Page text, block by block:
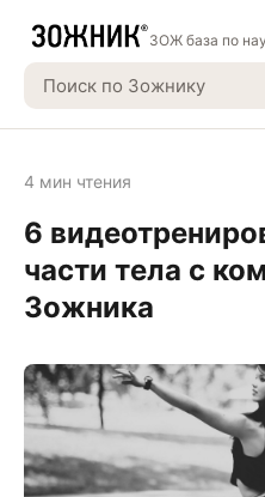
ЗОЖ база по
4 мин чтения
6
части тела с
Зожника